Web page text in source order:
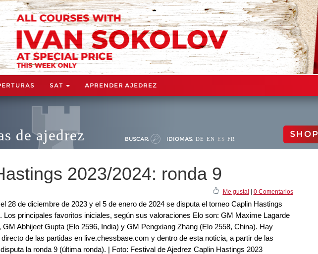
SAT APRENDER AJEDREZ
de ajedrez BUSCAR: IDIOMAS: DE EN ES FR SHOP
2023/2024: ronda 9
Me gusta!| 0 Comentarios
28 de diciembre de 2023 y el 5 de enero de 2024 se disputa el torneo Caplin Hastings
Los principales favoritos iniciales, según sus valoraciones Elo son: GM Maxime Lagarde
GM Abhijeet Gupta (Elo 2596, India) y GM Pengxiang Zhang (Elo 2558, China). Hay
de las partidas en live.chessbase.com y dentro de esta noticia, a partir de las
la ronda 9 (última ronda). | Foto: Festival de Ajedrez Caplin Hastings 2023